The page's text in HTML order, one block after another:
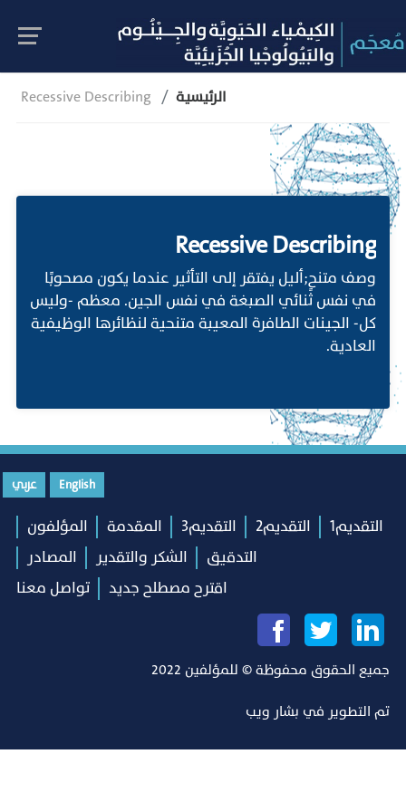
Recessive Describing الرئيسية
Recessive Describing
وصف متنحٍ;أليل يفتقر إلى التأثير عندما يكون مصحوبًا
في نفس ثنائي الصبغة في نفس الجين. معظم -وليس
كل- الجينات الطافرة المعيبة متنحية لنظائرها الوظيفية
العادية.
English عربي
التقديم1 التقديم2 التقديم3 المقدمة
المؤلفون
التدقيق
الشكر والتقدير
المصادر
اقترح مصطلح جديد
تواصل معنا
جميع الحقوق محفوظة © للمؤلفين 2022
تم التطوير في بشار ويب